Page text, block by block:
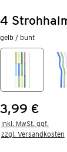
4
gelb / bunt
Preis:
3,99 €
inkl. MwSt. ggf.
zzgl. Versandkosten